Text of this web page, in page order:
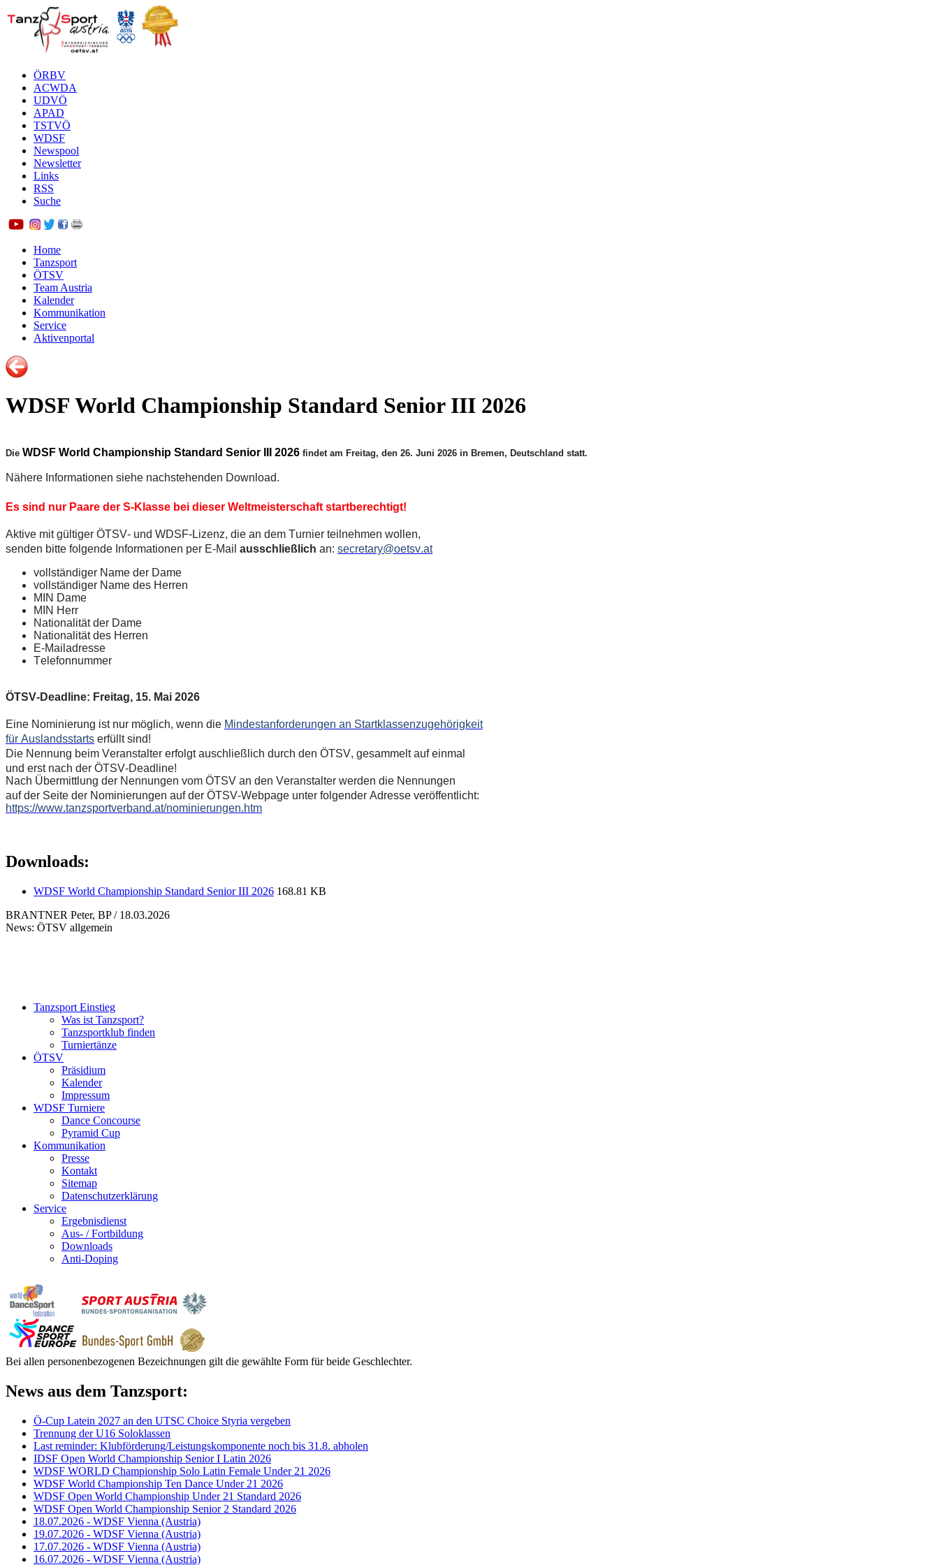
ÖRBV
ACWDA
UDVÖ
APAD
TSTVÖ
WDSF
Newspool
Newsletter
Links
RSS
Suche
Home
Tanzsport
ÖTSV
Team Austria
Kalender
Kommunikation
Service
Aktivenportal
WDSF World Championship Standard Senior III 2026
Die WDSF World Championship Standard Senior III 2026 findet am Freitag, den 26. Juni 2026 in Bremen, Deutschland statt.
Nähere Informationen siehe nachstehenden Download.
Es sind nur Paare der S-Klasse bei dieser Weltmeisterschaft startberechtigt!
Aktive mit gültiger ÖTSV- und WDSF-Lizenz, die an dem Turnier teilnehmen wollen,
senden bitte folgende Informationen per E-Mail ausschließlich an: secretary@oetsv.at
vollständiger Name der Dame
vollständiger Name des Herren
MIN Dame
MIN Herr
Nationalität der Dame
Nationalität des Herren
E-Mailadresse
Telefonnummer
ÖTSV-Deadline: Freitag, 15. Mai 2026
Eine Nominierung ist nur möglich, wenn die Mindestanforderungen an Startklassenzugehörigkeit
für Auslandsstarts erfüllt sind!
Die Nennung beim Veranstalter erfolgt auschließlich durch den ÖTSV, gesammelt auf einmal
und erst nach der ÖTSV-Deadline!
Nach Übermittlung der Nennungen vom ÖTSV an den Veranstalter werden die Nennungen
auf der Seite der Nominierungen auf der ÖTSV-Webpage unter folgender Adresse veröffentlicht:
https://www.tanzsportverband.at/nominierungen.htm
Downloads:
WDSF World Championship Standard Senior III 2026 168.81 KB
BRANTNER Peter, BP / 18.03.2026
News: ÖTSV allgemein
Tanzsport Einstieg
Was ist Tanzsport?
Tanzsportklub finden
Turniertänze
ÖTSV
Präsidium
Kalender
Impressum
WDSF Turniere
Dance Concourse
Pyramid Cup
Kommunikation
Presse
Kontakt
Sitemap
Datenschutzerklärung
Service
Ergebnisdienst
Aus- / Fortbildung
Downloads
Anti-Doping
Bei allen personenbezogenen Bezeichnungen gilt die gewählte Form für beide Geschlechter.
News aus dem Tanzsport:
Ö-Cup Latein 2027 an den UTSC Choice Styria vergeben
Trennung der U16 Soloklassen
Last reminder: Klubförderung/Leistungskomponente noch bis 31.8. abholen
IDSF Open World Championship Senior I Latin 2026
WDSF WORLD Championship Solo Latin Female Under 21 2026
WDSF World Championship Ten Dance Under 21 2026
WDSF Open World Championship Under 21 Standard 2026
WDSF Open World Championship Senior 2 Standard 2026
18.07.2026 - WDSF Vienna (Austria)
19.07.2026 - WDSF Vienna (Austria)
17.07.2026 - WDSF Vienna (Austria)
16.07.2026 - WDSF Vienna (Austria)